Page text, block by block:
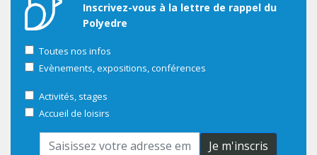
Inscrivez-vous à la lettre de rappel du
Polyedre
Toutes nos infos
Evènements, expositions, conférences
Activités, stages
Accueil de loisirs
Je m'inscris